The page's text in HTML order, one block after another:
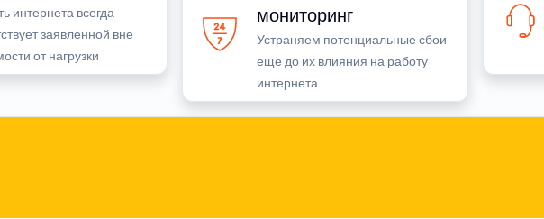
интернета всегда
заявленной вне
от нагрузки
мониторинг
Устраняем потенциальные сбои
еще до их влияния на работу
интернета